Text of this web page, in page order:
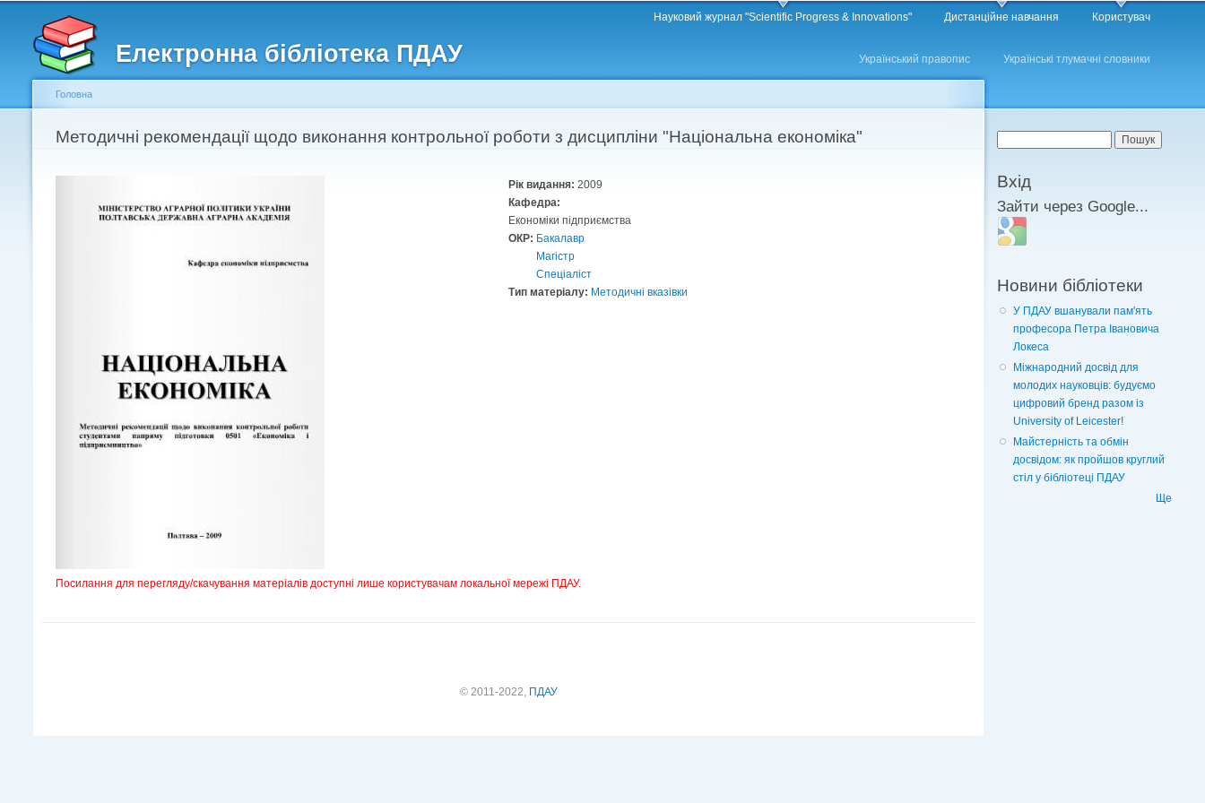
Електронна бібліотека ПДАУ
Головне меню Науковий журнал "Scientific Progress & Innovations" Дистанційне навчання Користувач
Другорядне меню
Український правопис Українські тлумачні словники
Ви є тут
Головна
Методичні рекомендації щодо виконання контрольної роботи з дисципліни "Національна економіка"
Рік видання: 2009
Кафедра:
Економіки підприємства
ОКР: Бакалавр
Магістр
Спеціаліст
Тип матеріалу: Методичні вказівки
Посилання для перегляду/скачування матеріалів доступні лише користувачам локальної мережі ПДАУ.
© 2011-2022, ПДАУ
Пошукова форма
Вхід
Зайти через Google...
Login with Google
Новини бібліотеки
У ПДАУ вшанували пам'ять
професора Петра Івановича
Локеса
Міжнародний досвід для
молодих науковців: будуємо
цифровий бренд разом із
University of Leicester!
Майстерність та обмін
досвідом: як пройшов круглий
стіл у бібліотеці ПДАУ
Ще